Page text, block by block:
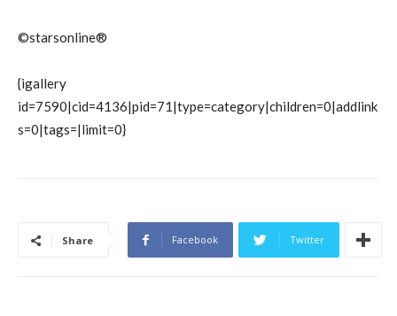
©starsonline®
{igallery
id=7590|cid=4136|pid=71|type=category|children=0|addlink
s=0|tags=|limit=0}
Share Facebook Twitter